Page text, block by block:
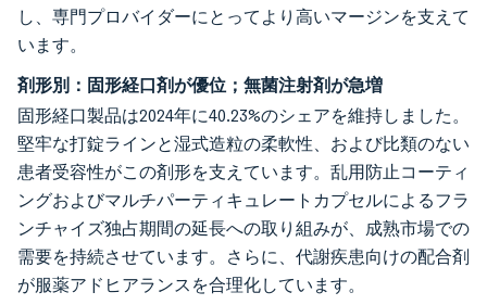
し、専門プロバイダーにとってより高いマージンを支えて
います。
剤形別：固形経口剤が優位；無菌注射剤が急増
固形経口製品は2024年に40.23%のシェアを維持しました。
堅牢な打錠ラインと湿式造粒の柔軟性、および比類のない
患者受容性がこの剤形を支えています。乱用防止コーティ
ングおよびマルチパーティキュレートカプセルによるフラ
ンチャイズ独占期間の延長への取り組みが、成熟市場での
需要を持続させています。さらに、代謝疾患向けの配合剤
が服薬アドヒアランスを合理化しています。